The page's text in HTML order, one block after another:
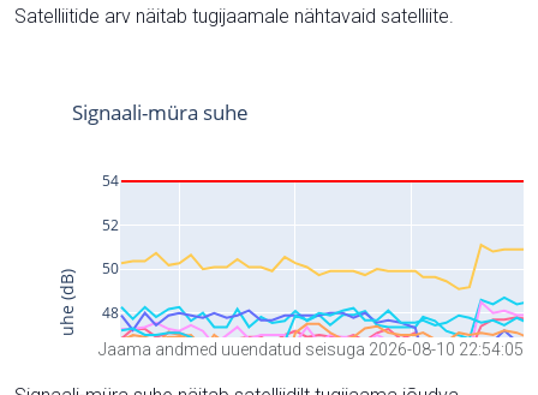
Satelliitide arv näitab tugijaamale nähtavaid satelliite.
Jaama andmed uuendatud seisuga 2026-08-10 22:54:05